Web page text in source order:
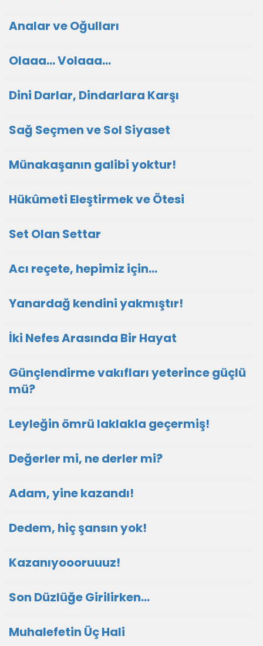
Analar ve Oğulları
Olaaa... Volaaa...
Dini Darlar, Dindarlara Karşı
Sağ Seçmen ve Sol Siyaset
Münakaşanın galibi yoktur!
Hükûmeti Eleştirmek ve Ötesi
Set Olan Settar
Acı reçete, hepimiz için...
Yanardağ kendini yakmıştır!
İki Nefes Arasında Bir Hayat
Günçlendirme vakıfları yeterince güçlü
mü?
Leyleğin ömrü laklakla geçermiş!
Değerler mi, ne derler mi?
Adam, yine kazandı!
Dedem, hiç şansın yok!
Kazanıyoooruuuz!
Son Düzlüğe Girilirken…
Muhalefetin Üç Hali